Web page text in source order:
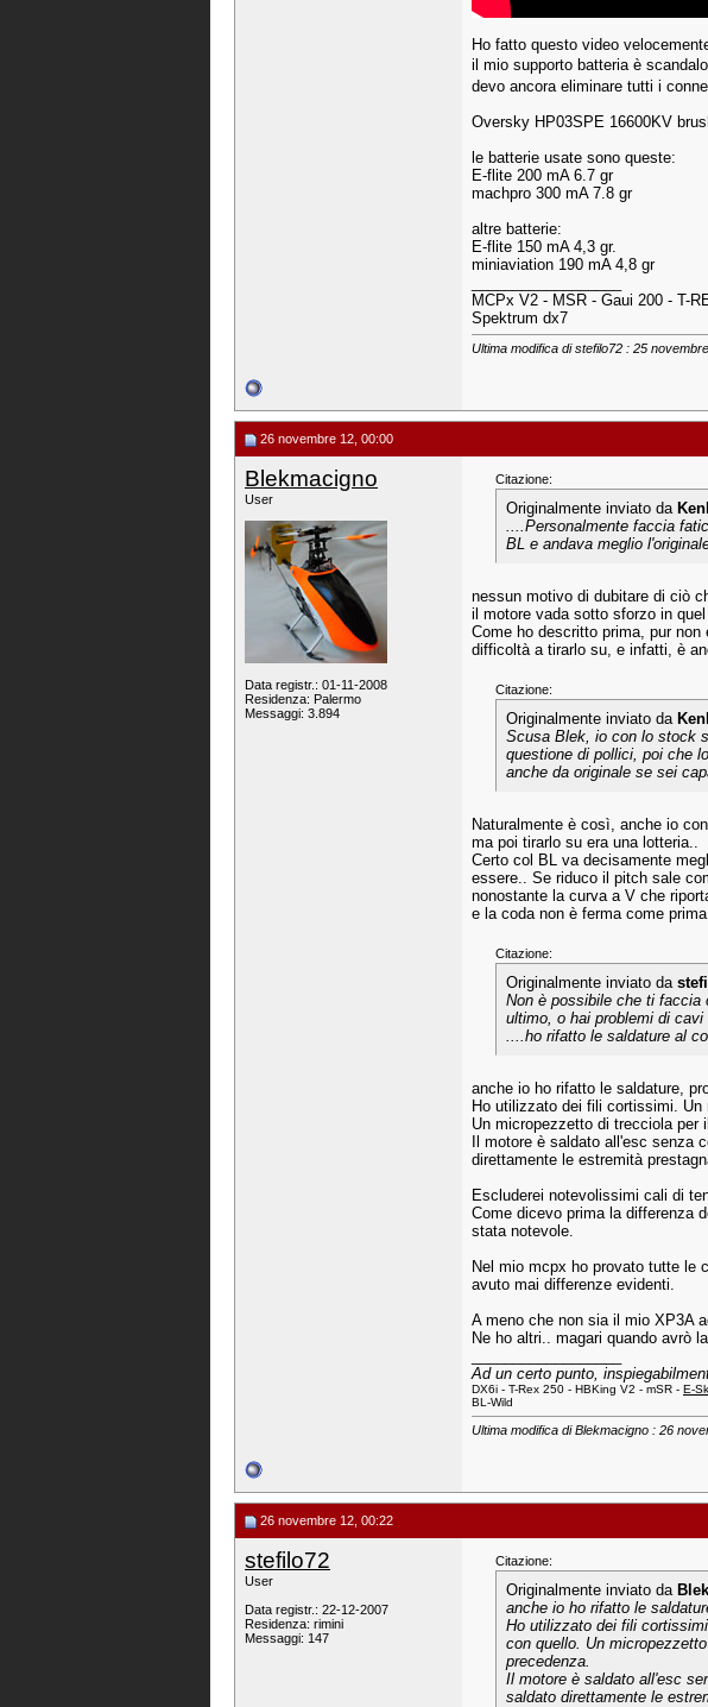
Ho fatto questo video
il mio supporto batteria è
devo ancora eliminare tutti i
Oversky HP03SPE 16600KV
le batterie usate sono queste:
E-flite 200 mA 6.7 gr
machpro 300 mA 7.8 gr
altre batterie:
E-flite 150 mA 4,3 gr.
miniaviation 190 mA 4,8 gr
MCPx V2 - MSR - Gaui 200 - T-
Spektrum dx7
Ultima modifica di stefilo72 : 25
26 novembre 12, 00:00
Blekmacigno
User
Data registr.: 01-11-2008
Residenza: Palermo
Messaggi: 3.894
Citazione:
Originalmente inviato da
....Personalmente faccia
BL e andava meglio
nessun motivo di dubitare di ciò
il motore vada sotto sforzo in quel
Come ho descritto prima, pur
difficoltà a tirarlo su, e infatti, è
Citazione:
Originalmente inviato da
Scusa Blek, io con lo stock
questione di pollici, poi che
anche da originale se sei
Naturalmente è così, anche io
ma poi tirarlo su era una lotteria..
Certo col BL va decisamente
essere.. Se riduco il pitch sale
nonostante la curva a V che
e la coda non è ferma come
Citazione:
Originalmente inviato da
Non è possibile che ti faccia
ultimo, o hai problemi di cavi
....ho rifatto le saldature al
anche io ho rifatto le saldature,
Ho utilizzato dei fili cortissimi.
Un micropezzetto di trecciola per
Il motore è saldato all'esc senza
direttamente le estremità
Escluderei notevolissimi cali di
Come dicevo prima la differenza
stata notevole.
Nel mio mcpx ho provato tutte le
avuto mai differenze evidenti.
A meno che non sia il mio XP3A
Ne ho altri.. magari quando avrò
Ad un certo punto,
DX6i - T-Rex 250 - HBKing V2 - mSR - E-
BL -Wild
Ultima modifica di Blekmacigno : 26
26 novembre 12, 00:22
stefilo72
User
Data registr.: 22-12-2007
Residenza: rimini
Messaggi: 147
Citazione:
Originalmente inviato da
anche io ho rifatto le
Ho utilizzato dei fili
con quello. Un
precedenza.
Il motore è saldato all'esc
saldato direttamente le